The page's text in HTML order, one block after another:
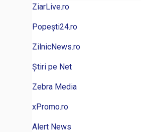
ZiarLive.ro
Popești24.ro
ZilnicNews.ro
Știri pe Net
Zebra Media
xPromo.ro
Alert News